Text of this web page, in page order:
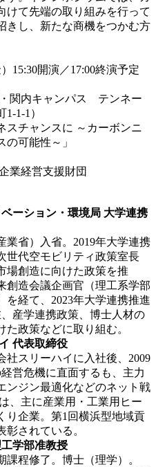
けて先端の取り組みを行って
きし、新たな商機をつかむ方
15:30開演／17:00終演予定
関内キャンパス テンネー
1-1）
スチャンスに ～カーボンニ
の可能性～」
業経営支援財団
ーション・環境局 大学連携
省）入省。2019年大学連携
世代空モビリティ政策室長
場創造に向けた政策を推
創造会議企画官（理工系学部
を経て、2023年大学連携推進
産学連携政策、博士人材の
政策などに取り組む。
代表取締役
スリーハイに入社後、2009
営危機に直面するも、主力
ンジン最適化などのネット戦
、主に産業用・工業用ヒー
り企業。第1回横浜型地域貢
されている。
学部准教授
程修了。博士（理学）。